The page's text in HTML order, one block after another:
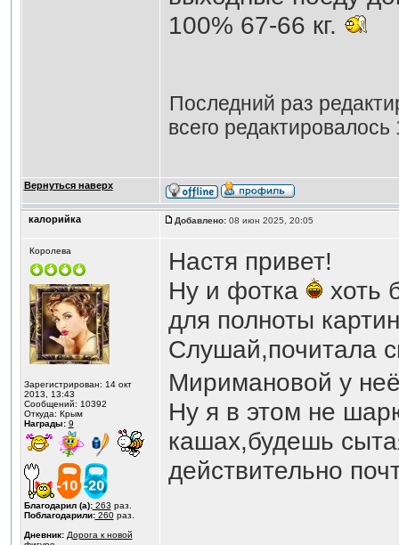
100% 67-66 кг.
Последний раз
всего редактировалось
Вернуться наверх
калорийка Добавлено:08 июн 2025, 20:05
Королева
Зарегистрирован: 14 окт
2013, 13:43
Сообщений: 10392
Откуда: Крым
Награды: 9
Благодарил (а):263 раз.
Поблагодарили:260раз.
Дневник: Дорога к новой
Настя привет!
Ну и фотка
хоть
для полноты
Слушай,почитала
Миримановой у
Ну я в этом не
кашах,будешь
действительно